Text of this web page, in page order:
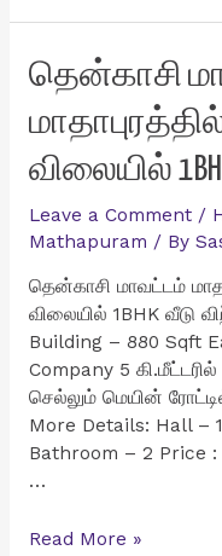
தென்காசி
விலையில்
Leave a Comment /
Mathapuram / By
தென்காசி மாவட்டம்
விலையில் 1BHK வீடு
Building – 880 Sqft
Company 5
செல்லும் மெயின்
More Details: Hall –
Bathroom – 2 Price
…
தென்காசி
Read More »